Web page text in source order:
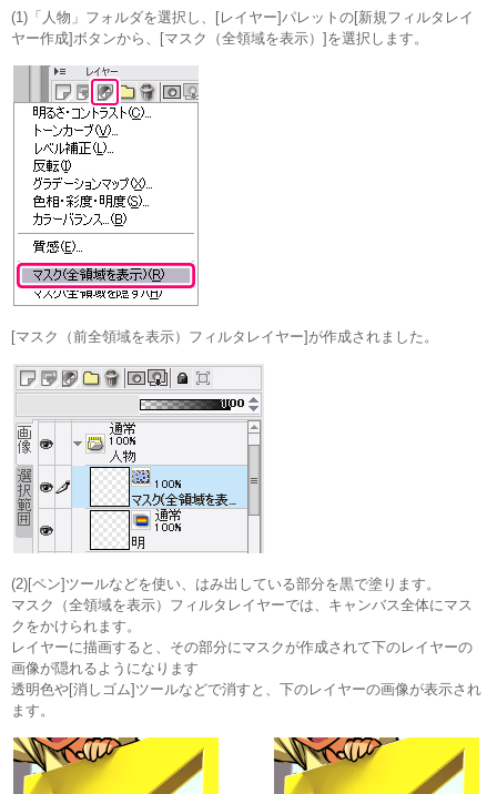
(1)「人物」フォルダを選択し、[レイヤー]パレットの[新規フィルタレイ
ヤー作成]ボタンから、[マスク（全領域を表示）]を選択します。
[マスク（前全領域を表示）フィルタレイヤー]が作成されました。
(2)[ペン]ツールなどを使い、はみ出している部分を黒で塗ります。
マスク（全領域を表示）フィルタレイヤーでは、キャンバス全体にマス
クをかけられます。
レイヤーに描画すると、その部分にマスクが作成されて下のレイヤーの
画像が隠れるようになります
透明色や[消しゴム]ツールなどで消すと、下のレイヤーの画像が表示され
ます。